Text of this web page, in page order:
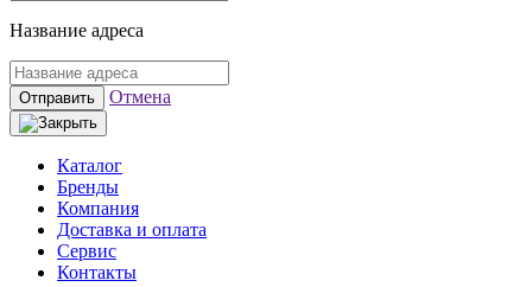
Название адреса
Отправить Отмена
Каталог
Бренды
Компания
Доставка и оплата
Сервис
Контакты